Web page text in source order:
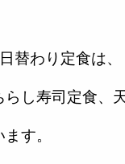
替わり定食は、
らし寿司定食、
す。